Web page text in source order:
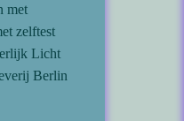
met
zelftest
Licht
Berlin